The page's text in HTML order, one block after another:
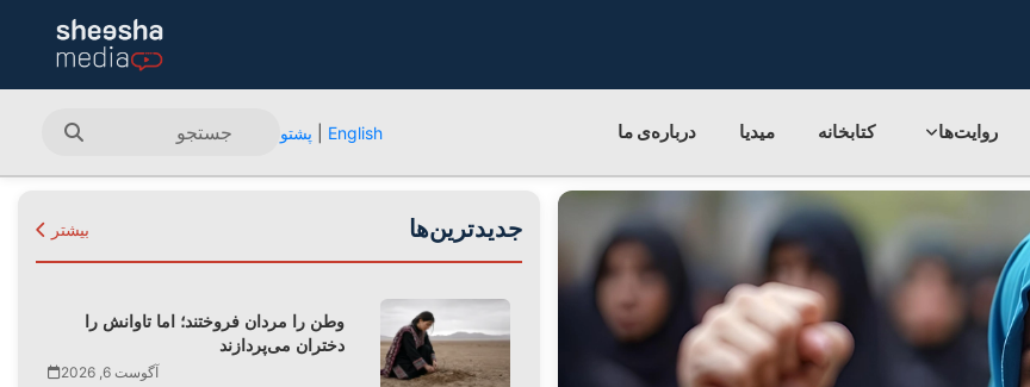
روایت‌ها کتابخانه میدیا درباره‌ی‌ ما English پشتو
جدیدترین‌ها بیشتر
وطن را مردان فروختند؛ اما تاوانش را
دختران می‌پردازند
آگوست 6, 2026